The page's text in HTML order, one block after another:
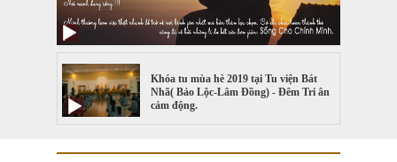
Khóa tu mùa hè 2019 tại Tu viện Bát
Nhã( Bảo Lộc-Lâm Đồng) - Đêm Tri ân
cảm động.